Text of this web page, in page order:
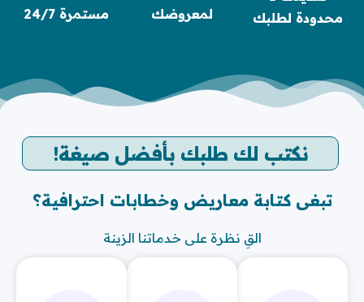
محدودة لطلبك
لمعروضك
مستمرة 24/7
نكتب لك طلبك بأفضل صيغة!
تبغى كتابة معاريض وخطابات احترافية؟
القِ نظرة على خدماتنا الزينة